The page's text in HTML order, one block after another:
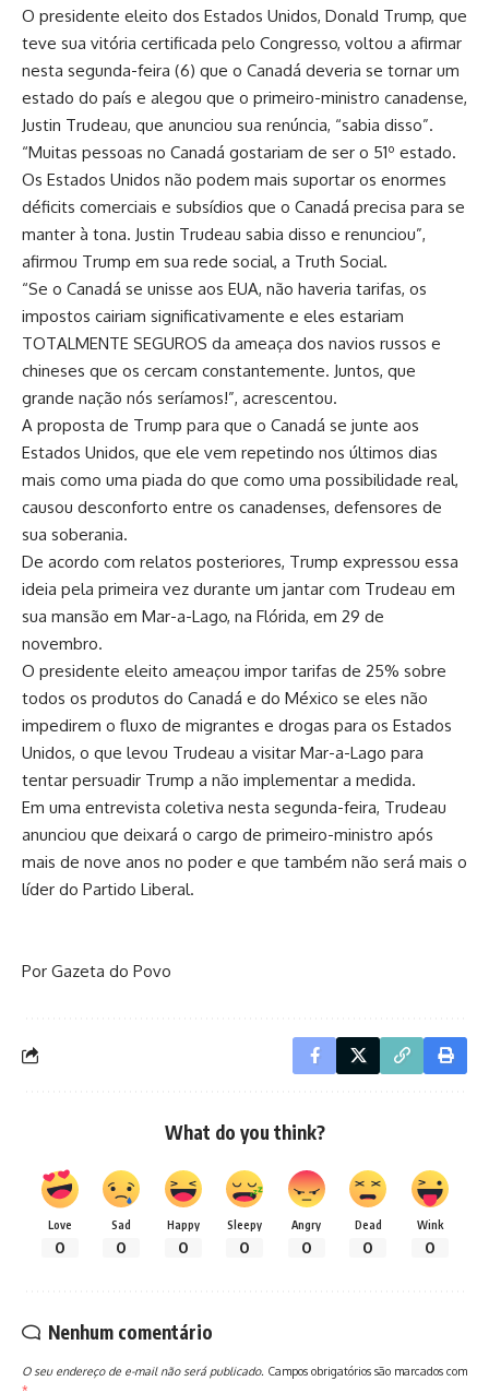
O presidente eleito dos Estados Unidos, Donald Trump, que
teve sua vitória certificada pelo Congresso, voltou a afirmar
nesta segunda-feira (6) que o Canadá deveria se tornar um
estado do país e alegou que o primeiro-ministro canadense,
Justin Trudeau, que anunciou sua renúncia, “sabia disso”.
“Muitas pessoas no Canadá gostariam de ser o 51º estado.
Os Estados Unidos não podem mais suportar os enormes
déficits comerciais e subsídios que o Canadá precisa para se
manter à tona. Justin Trudeau sabia disso e renunciou”,
afirmou Trump em sua rede social, a Truth Social.
“Se o Canadá se unisse aos EUA, não haveria tarifas, os
impostos cairiam significativamente e eles estariam
TOTALMENTE SEGUROS da ameaça dos navios russos e
chineses que os cercam constantemente. Juntos, que
grande nação nós seríamos!”, acrescentou.
A proposta de Trump para que o Canadá se junte aos
Estados Unidos, que ele vem repetindo nos últimos dias
mais como uma piada do que como uma possibilidade real,
causou desconforto entre os canadenses, defensores de
sua soberania.
De acordo com relatos posteriores, Trump expressou essa
ideia pela primeira vez durante um jantar com Trudeau em
sua mansão em Mar-a-Lago, na Flórida, em 29 de
novembro.
O presidente eleito ameaçou impor tarifas de 25% sobre
todos os produtos do Canadá e do México se eles não
impedirem o fluxo de migrantes e drogas para os Estados
Unidos, o que levou Trudeau a visitar Mar-a-Lago para
tentar persuadir Trump a não implementar a medida.
Em uma entrevista coletiva nesta segunda-feira, Trudeau
anunciou que deixará o cargo de primeiro-ministro após
mais de nove anos no poder e que também não será mais o
líder do Partido Liberal.
Por Gazeta do Povo
What do you think?
Love
0
Sad
0
Happy
0
Sleepy
0
Angry
0
Dead
0
Wink
0
Nenhum comentário
O seu endereço de e-mail não será publicado. Campos obrigatórios são marcados com
*